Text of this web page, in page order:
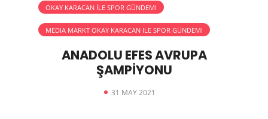
OKAY KARACAN İLE SPOR GÜNDEMI
MEDIA MARKT OKAY KARACAN ILE SPOR GÜNDEMI
ANADOLU EFES AVRUPA
ŞAMPİYONU
31 MAY 2021